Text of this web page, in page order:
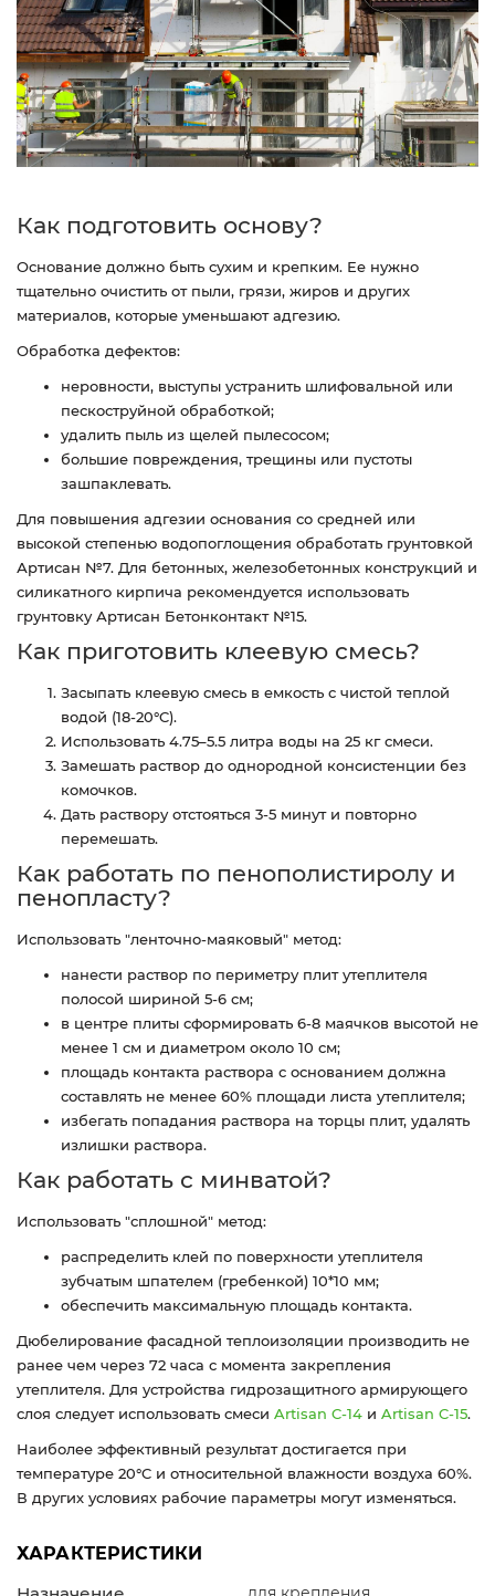
Как подготовить основу?
Основание должно быть сухим и крепким. Ее нужно
тщательно очистить от пыли, грязи, жиров и других
материалов, которые уменьшают адгезию.
Обработка дефектов:
неровности, выступы устранить шлифовальной или
пескоструйной обработкой;
удалить пыль из щелей пылесосом;
большие повреждения, трещины или пустоты
зашпаклевать.
Для повышения адгезии основания со средней или
высокой степенью водопоглощения обработать грунтовкой
Артисан №7. Для бетонных, железобетонных конструкций и
силикатного кирпича рекомендуется использовать
грунтовку Артисан Бетонконтакт №15.
Как приготовить клеевую смесь?
Засыпать клеевую смесь в емкость с чистой теплой
водой (18-20°C).
Использовать 4.75–5.5 литра воды на 25 кг смеси.
Замешать раствор до однородной консистенции без
комочков.
Дать раствору отстояться 3-5 минут и повторно
перемешать.
Как работать по пенополистиролу и
пенопласту?
Использовать "ленточно-маяковый" метод:
нанести раствор по периметру плит утеплителя
полосой шириной 5-6 см;
в центре плиты сформировать 6-8 маячков высотой не
менее 1 см и диаметром около 10 см;
площадь контакта раствора с основанием должна
составлять не менее 60% площади листа утеплителя;
избегать попадания раствора на торцы плит, удалять
излишки раствора.
Как работать с минватой?
Использовать "сплошной" метод:
распределить клей по поверхности утеплителя
зубчатым шпателем (гребенкой) 10*10 мм;
обеспечить максимальную площадь контакта.
Дюбелирование фасадной теплоизоляции производить не
ранее чем через 72 часа с момента закрепления
утеплителя. Для устройства гидрозащитного армирующего
слоя следует использовать смеси Artisan C-14 и Artisan C-15.
Наиболее эффективный результат достигается при
температуре 20°C и относительной влажности воздуха 60%.
В других условиях рабочие параметры могут изменяться.
ХАРАКТЕРИСТИКИ